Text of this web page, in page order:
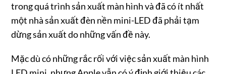
trong quá trình sản xuất màn hình và đã có ít nhất
một nhà sản xuất đèn nền mini-LED đã phải tạm
dừng sản xuất do những vấn đề này.
Mặc dù có những rắc rối với việc sản xuất màn hình